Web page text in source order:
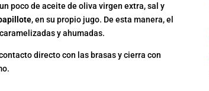
poco de aceite de oliva virgen extra, sal y
, en su propio jugo. De esta manera, el
y ahumadas.
directo con las brasas y cierra con